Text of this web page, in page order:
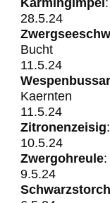
28.5.24
Bucht
11.5.24
Kaernten
11.5.24
Zitronenzeisig
10.5.24
Zwergohreule
​​​​​​9.5.24
Schwarzstorch